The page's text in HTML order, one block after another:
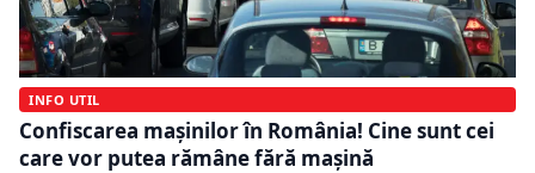
INFO UTIL
Confiscarea mașinilor în România! Cine sunt cei
care vor putea rămâne fără mașină